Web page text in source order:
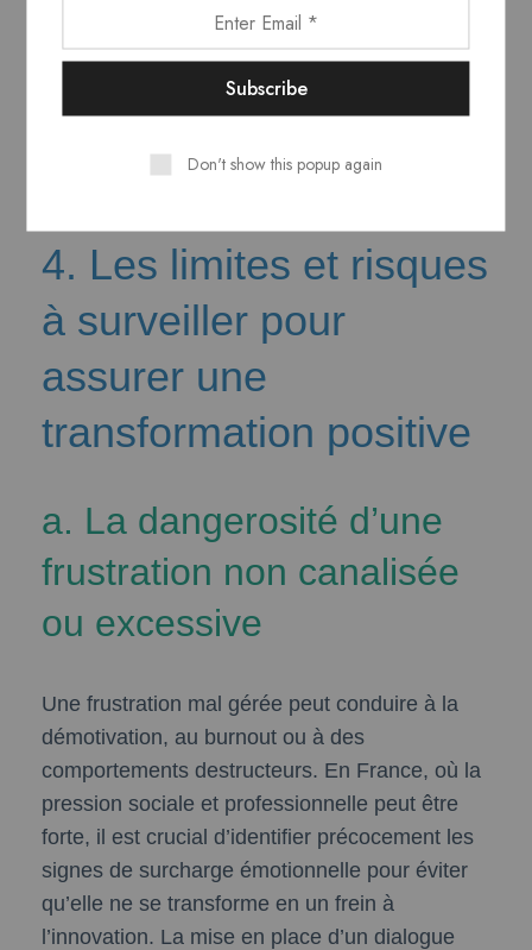
l’innovation et la croissance.
4. Les limites et risques
à surveiller pour
assurer une
transformation positive
a. La dangerosité d’une
frustration non canalisée
ou excessive
Une frustration mal gérée peut conduire à la
démotivation, au burnout ou à des
comportements destructeurs. En France, où la
pression sociale et professionnelle peut être
forte, il est crucial d’identifier précocement les
signes de surcharge émotionnelle pour éviter
qu’elle ne se transforme en un frein à
l’innovation. La mise en place d’un dialogue
Don't show this popup again